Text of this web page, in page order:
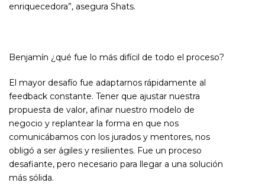
enriquecedora”, asegura Shats.
Benjamín ¿qué fue lo más difícil de todo el proceso?
El mayor desafío fue adaptarnos rápidamente al
feedback constante. Tener que ajustar nuestra
propuesta de valor, afinar nuestro modelo de
negocio y replantear la forma en que nos
comunicábamos con los jurados y mentores, nos
obligó a ser ágiles y resilientes. Fue un proceso
desafiante, pero necesario para llegar a una solución
más sólida.